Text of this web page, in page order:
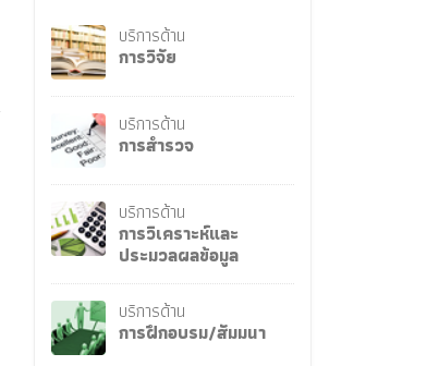
บริการด้าน
การวิจัย
บริการด้าน
การสำรวจ
บริการด้าน
การวิเคราะห์และ
ประมวลผลข้อมูล
บริการด้าน
การฝึกอบรม/สัมมนา